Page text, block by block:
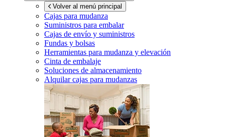
Volver al menú principal
Cajas para mudanza
Suministros para embalar
Cajas de envío y suministros
Fundas y bolsas
Herramientas para mudanza y elevación
Cinta de embalaje
Soluciones de almacenamiento
Alquilar cajas para mudanzas